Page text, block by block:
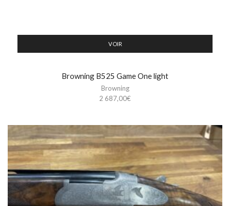
VOIR
Browning B525 Game One light
Browning
2 687,00€